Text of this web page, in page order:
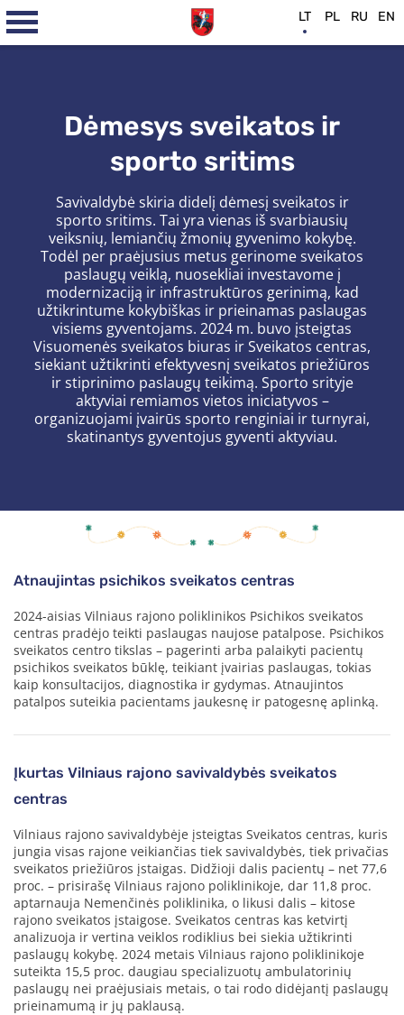
Dėmesys sveikatos ir
sporto sritims
Savivaldybė skiria didelį dėmesį sveikatos ir
sporto sritims. Tai yra vienas iš svarbiausių
veiksnių, lemiančių žmonių gyvenimo kokybę.
Todėl per praėjusius metus gerinome sveikatos
paslaugų veiklą, nuosekliai investavome į
modernizaciją ir infrastruktūros gerinimą, kad
užtikrintume kokybiškas ir prieinamas paslaugas
visiems gyventojams. 2024 m. buvo įsteigtas
Visuomenės sveikatos biuras ir Sveikatos centras,
siekiant užtikrinti efektyvesnį sveikatos priežiūros
ir stiprinimo paslaugų teikimą. Sporto srityje
aktyviai remiamos vietos iniciatyvos –
organizuojami įvairūs sporto renginiai ir turnyrai,
skatinantys gyventojus gyventi aktyviau.
Atnaujintas psichikos sveikatos centras
2024-aisias Vilniaus rajono poliklinikos Psichikos sveikatos
centras pradėjo teikti paslaugas naujose patalpose. Psichikos
sveikatos centro tikslas – pagerinti arba palaikyti pacientų
psichikos sveikatos būklę, teikiant įvairias paslaugas, tokias
kaip konsultacijos, diagnostika ir gydymas. Atnaujintos
patalpos suteikia pacientams jaukesnę ir patogesnę aplinką.
Įkurtas Vilniaus rajono savivaldybės sveikatos
centras
Vilniaus rajono savivaldybėje įsteigtas Sveikatos centras, kuris
jungia visas rajone veikiančias tiek savivaldybės, tiek privačias
sveikatos priežiūros įstaigas. Didžioji dalis pacientų – net 77,6
proc. – prisirašę Vilniaus rajono poliklinikoje, dar 11,8 proc.
aptarnauja Nemenčinės poliklinika, o likusi dalis – kitose
rajono sveikatos įstaigose. Sveikatos centras kas ketvirtį
analizuoja ir vertina veiklos rodiklius bei siekia užtikrinti
paslaugų kokybę. 2024 metais Vilniaus rajono poliklinikoje
suteikta 15,5 proc. daugiau specializuotų ambulatorinių
paslaugų nei praėjusiais metais, o tai rodo didėjantį paslaugų
prieinamumą ir jų paklausą.
LT PL RU EN